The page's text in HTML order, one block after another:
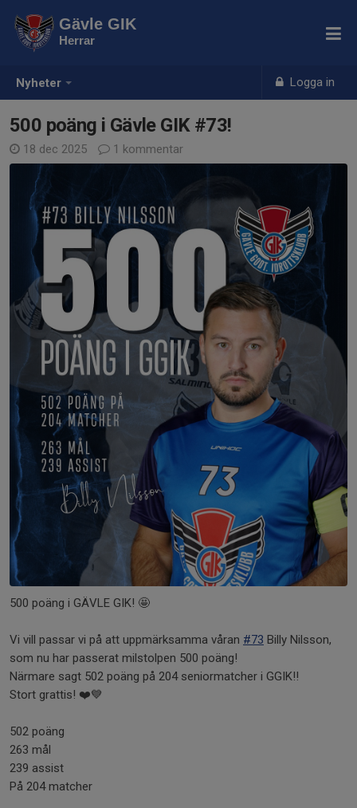
Nyheter Logga in
Gävle GIK
Herrar
500 poäng i Gävle GIK #73!
18 dec 2025 1 kommentar
500 poäng i GÄVLE GIK! 🤩
Vi vill passar vi på att uppmärksamma våran #73 Billy Nilsson,
som nu har passerat milstolpen 500 poäng!
Närmare sagt 502 poäng på 204 seniormatcher i GGIK!!
Stort grattis! ❤️💙
502 poäng
263 mål
239 assist
På 204 matcher